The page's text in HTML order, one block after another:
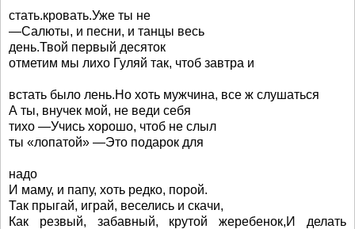
стать.кровать.Уже ты не
—Салюты, и песни, и танцы весь
день.Твой первый десяток
отметим мы лихо Гуляй так, чтоб завтра и
встать было лень.Но хоть мужчина, все ж слушаться
А ты, внучек мой, не веди себя
тихо —Учись хорошо, чтоб не слыл
ты «лопатой» —Это подарок для
надо
И маму, и папу, хоть редко, порой.
Так прыгай, играй, веселись и скачи,
Как резвый, забавный, крутой жеребенок,И делать